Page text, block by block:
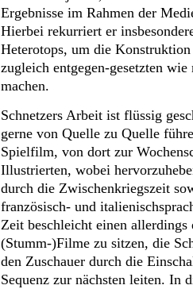
Ergebnisse im Rahmen der
Hierbei rekurriert er
Heterotops, um die
zugleich entgegen-gesetzten
machen.
Schnetzers Arbeit ist flüssig
gerne von Quelle zu Quelle
Spielfilm, von dort zur
Illustrierten, wobei
durch die Zwischenkriegszeit
französisch- und
Zeit beschleicht einen
(Stumm-)Filme zu sitzen, die
den Zuschauer durch die
Sequenz zur nächsten leiten. In